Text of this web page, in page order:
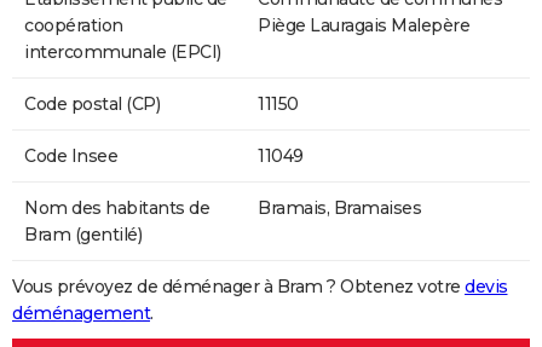
coopération
intercommunale (EPCI)
Piège Lauragais Malepère
Code postal (CP) 11150
Code Insee 11049
Nom des habitants de
Bram (gentilé)
Bramais, Bramaises
Vous prévoyez de déménager à Bram ? Obtenez votre devis
déménagement.